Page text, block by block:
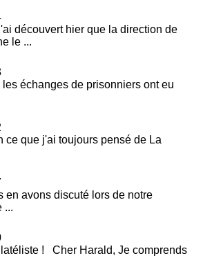
découvert hier que la direction de
le ...
les échanges de prisonniers ont eu
ce que j'ai toujours pensé de La
avons discuté lors de notre
...
! Cher Harald, Je comprends